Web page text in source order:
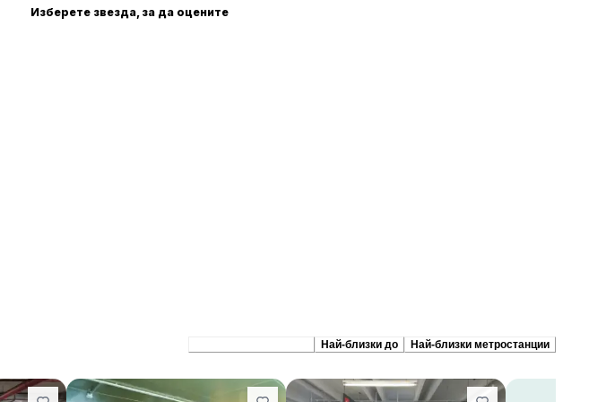
Изберете звезда, за да оцените
Най-близки до Най-близки метростанции